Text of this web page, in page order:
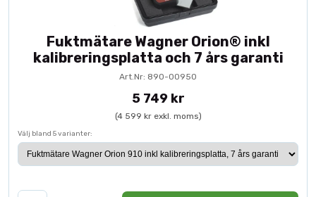
Fuktmätare Wagner Orion® inkl
kalibreringsplatta och 7 års garanti
Art.Nr: 890-00950
5 749 kr
(4 599 kr exkl. moms)
Välj bland 5 varianter: